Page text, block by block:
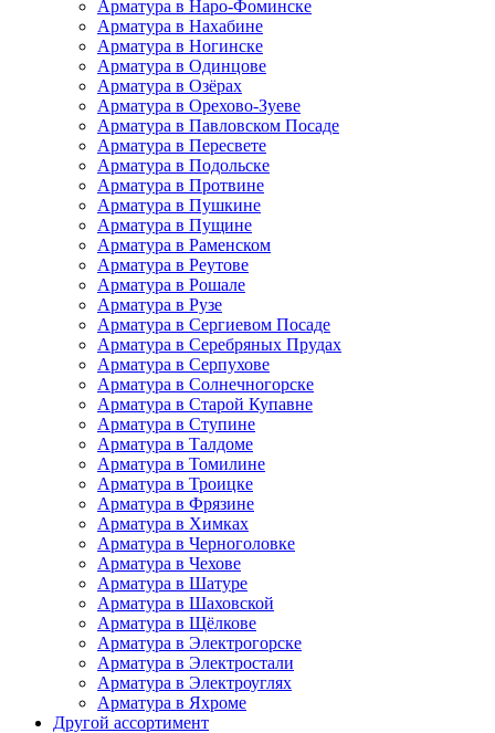
Арматура в Наро-Фоминске
Арматура в Нахабине
Арматура в Ногинске
Арматура в Одинцове
Арматура в Озёрах
Арматура в Орехово-Зуеве
Арматура в Павловском Посаде
Арматура в Пересвете
Арматура в Подольске
Арматура в Протвине
Арматура в Пушкине
Арматура в Пущине
Арматура в Раменском
Арматура в Реутове
Арматура в Рошале
Арматура в Рузе
Арматура в Сергиевом Посаде
Арматура в Серебряных Прудах
Арматура в Серпухове
Арматура в Солнечногорске
Арматура в Старой Купавне
Арматура в Ступине
Арматура в Талдоме
Арматура в Томилине
Арматура в Троицке
Арматура в Фрязине
Арматура в Химках
Арматура в Черноголовке
Арматура в Чехове
Арматура в Шатуре
Арматура в Шаховской
Арматура в Щёлкове
Арматура в Электрогорске
Арматура в Электростали
Арматура в Электроуглях
Арматура в Яхроме
Другой ассортимент